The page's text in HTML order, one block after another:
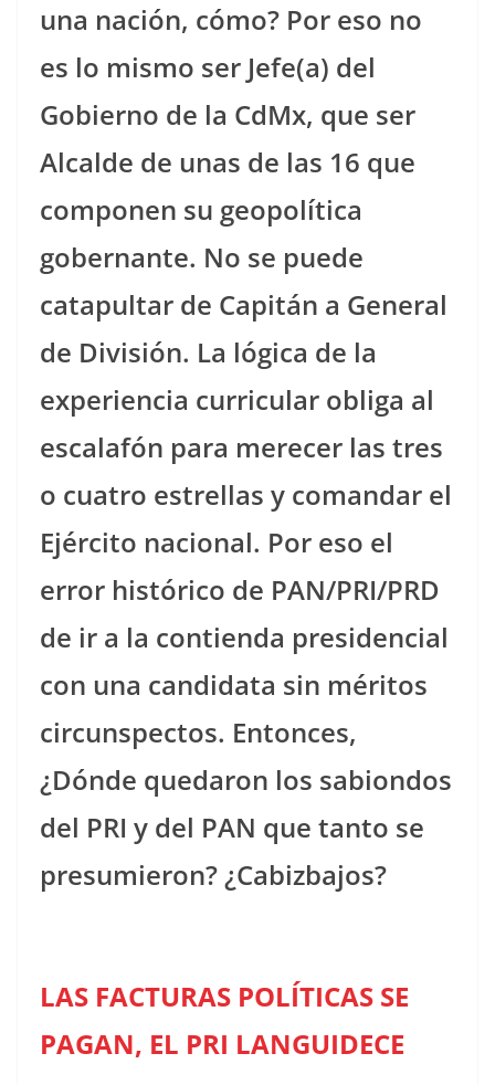
una nación, cómo? Por eso no
es lo mismo ser Jefe(a) del
Gobierno de la CdMx, que ser
Alcalde de unas de las 16 que
componen su geopolítica
gobernante. No se puede
catapultar de Capitán a General
de División. La lógica de la
experiencia curricular obliga al
escalafón para merecer las tres
o cuatro estrellas y comandar el
Ejército nacional. Por eso el
error histórico de PAN/PRI/PRD
de ir a la contienda presidencial
con una candidata sin méritos
circunspectos. Entonces,
¿Dónde quedaron los sabiondos
del PRI y del PAN que tanto se
presumieron? ¿Cabizbajos?
LAS FACTURAS POLÍTICAS SE
PAGAN, EL PRI LANGUIDECE